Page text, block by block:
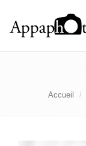
Accueil